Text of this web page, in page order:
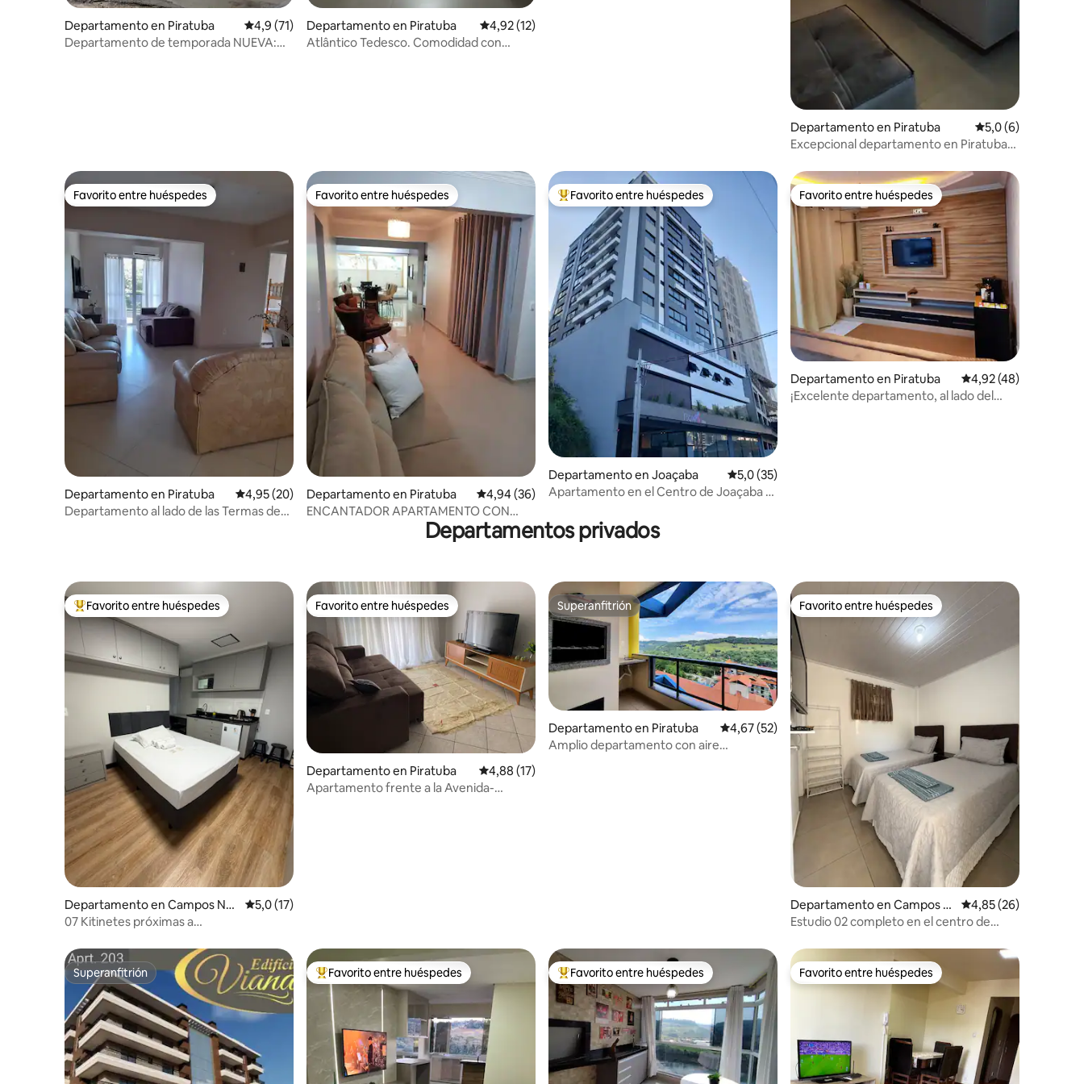
Departamento en Piratuba Calificación promedio: 4,9 de 5. 71 evaluaciones
4,9 (71)
Departamento de temporada NUEVA:
Departamento en Piratuba Calificación promedio: 4,92 de 5. 12 evaluaciones
4,92 (12)
Atlântico Tedesco. Comodidad con
Departamento en Piratuba Calificación
5,0 (6)
Excepcional departamento en Piratuba
Favorito entre huéspedes
Favorito entre huéspedes
Departamento en Piratuba Calificación promedio: 4,95 de 5. 20 evaluaciones
4,95 (20)
Departamento al lado de las Termas de
Favorito entre huéspedes
Favorito entre huéspedes
Departamento en Piratuba Calificación promedio: 4,94 de 5. 36 evaluaciones
4,94 (36)
ENCANTADOR APARTAMENTO CON
ZONA EXTERIOR CUBIERTA
Favorito entre los huéspedes más destacados
Favorito entre huéspedes
Departamento en Joaçaba Calificación promedio: 5,0 de 5. 35 evaluaciones
5,0 (35)
Apartamento en el Centro de Joaçaba -
Favorito entre huéspedes
Favorito entre huéspedes
Departamento en Piratuba Calificación
4,92 (48)
¡Excelente departamento, al lado del
Departamentos privados
Favorito entre los huéspedes más destacados
Favorito entre huéspedes
Departamento en Campos No
vos
Calificación promedio: 5,0 de 5. 17 evaluaciones
5,0 (17)
07 Kitinetes próximas a
Favorito entre huéspedes
Favorito entre huéspedes
Departamento en Piratuba Calificación promedio: 4,88 de 5. 17 evaluaciones
4,88 (17)
Apartamento frente a la Avenida-
Superanfitrión
Superanfitrión
Departamento en Piratuba Calificación promedio: 4,67 de 5. 52 evaluaciones
4,67 (52)
Amplio departamento con aire
Favorito entre huéspedes
Favorito entre huéspedes
Departamento en Campos N
ovos
Calificación
4,85 (26)
Estudio 02 completo en el centro de
Superanfitrión
Superanfitrión Favorito entre los huéspedes más destacados
Favorito entre huéspedes Favorito entre los huéspedes más destacados
Favorito entre huéspedes Favorito entre huéspedes
Favorito entre huéspedes